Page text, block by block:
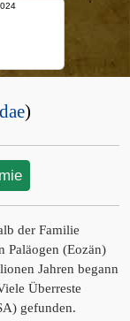
)
der Familie
Paläogen (Eozän)
Jahren begann
Überreste
gefunden.